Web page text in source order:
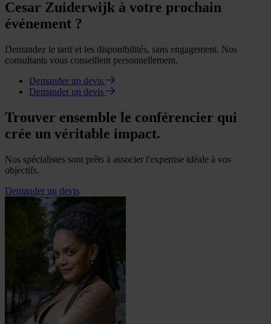
Cesar Zuiderwijk à votre prochain
événement ?
Demandez le tarif et les disponibilités, sans engagement. Nos
consultants vous conseillent personnellement.
Demander un devis
Demander un devis
Trouver ensemble le conférencier qui
crée un véritable impact.
Nos spécialistes sont prêts à associer l'expertise idéale à vos
objectifs.
Demander un devis